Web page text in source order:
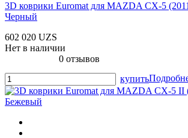
3D коврики Euromat для MAZDA CX-5
Черный
602 020 UZS
Нет в наличии
0 отзывов
купить